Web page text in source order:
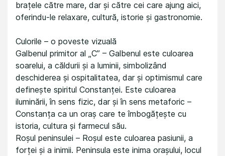
brațele către mare, dar și către cei care ajung aici,
oferindu-le relaxare, cultură, istorie și gastronomie.
Culorile – o poveste vizuală
Galbenul primitor al „C” – Galbenul este culoarea
soarelui, a căldurii și a luminii, simbolizând
deschiderea și ospitalitatea, dar și optimismul care
definește spiritul Constanței. Este culoarea
iluminării, în sens fizic, dar și în sens metaforic –
Constanța ca un oraș care te îmbogățește cu
istoria, cultura și farmecul său.
Roșul peninsulei – Roșul este culoarea pasiunii, a
forței și a inimii. Peninsula este inima orașului, locul